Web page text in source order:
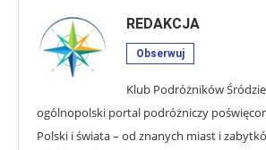
REDAKCJA
Obserwuj
Klub Podróżników
ogólnopolski portal podróżniczy
Polski i świata – od znanych miast i